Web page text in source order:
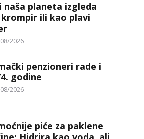
naša planeta izgleda
ili kao plavi
2026
penzioneri rade i
godine
2026
piće za paklene